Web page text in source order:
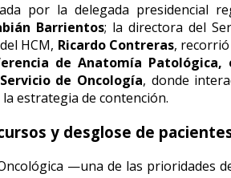
por la delegada presidencial
Barrientos; la directora del
HCM, Ricardo Contreras,
de Anatomía
de Oncología, donde
estrategia de contención.
y desglose de
—una de las prioridades